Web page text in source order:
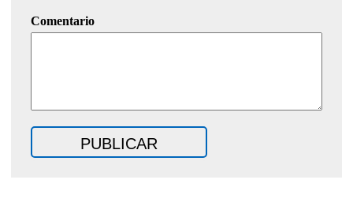
Comentario